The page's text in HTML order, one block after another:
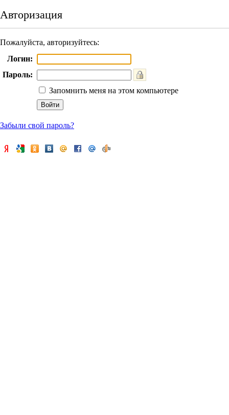
Авторизация
Пожалуйста, авторизуйтесь:
Логин:
Пароль:
Запомнить меня на этом компьютере
Забыли свой пароль?